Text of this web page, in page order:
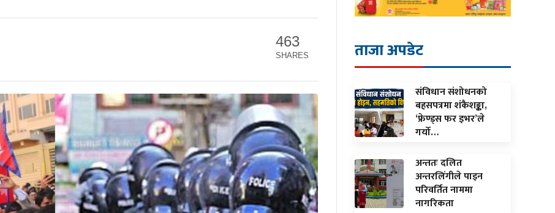
463
SHARES ताजा अपडेट
संविधान संशोधनको
बहसपत्रमा शंकैशङ्का,
‘फ्रेण्ड्स फर इभर’ले
गर्यो…
अन्ततः दलित
अन्तरलिंगीले पाइन
परिवर्तित नाममा
नागरिकता